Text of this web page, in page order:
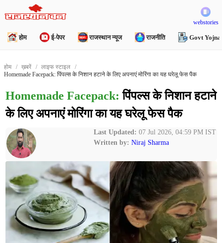
webstories
होम ई-पेपर राजस्थान न्यूज राजनीति Govt Yojna
होम ख़बरें
लाइफ स्टाइल
Homemade Facepack: पिंपल्स के निशान हटाने के लिए अपनाएं मोरिंगा का यह घरेलू फेस पैक
Homemade Facepack: पिंपल्स के निशान हटाने
के लिए अपनाएं मोरिंगा का यह घरेलू फेस पैक
Last Updated: 07 Jul 2026, 04:59 PM IST
Written by: Niraj Sharma